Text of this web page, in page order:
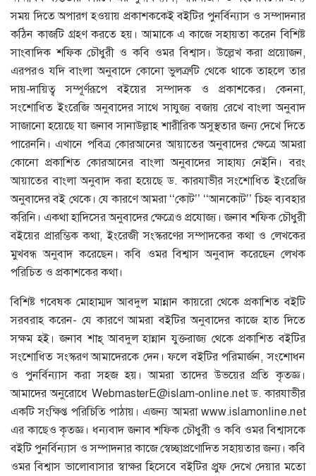
সময় দিতে অপারগ হওয়ায় প্রকাশককেই বইটির পুনর্বিন্যাস ও সম্পাদনার
কঠিন কাজটি গ্রহণ করতে হয়। আমাকে এ কাজে সহায়তা করেন বিশিষ্ট
সাংবাদিক শফিক চৌধুরী ও কবি ওমর বিশ্বাস। উল্লেখ করা প্রয়োজন,
এরপরও যদি বাংলা অনুবাদে কোনো ভুলত্রুটি থেকে থাকে তাহলে তার
দায়-দায়িত্ব সম্পূর্ণরূপে বইয়ের সম্পাদক ও প্রকাশকের। কেননা,
সংশোধিত ইংরেজি অনুবাদের সাথে সাযুজ্য বজায় রেখে বাংলা অনুবাদ
সাজানো হয়েছে যা জনাব সানাউল্লাহ শারীরিক অসুস্থতার জন্য দেখে দিতে
পারেননি। এখানে পবিত্র কোরআনের আয়াতের অনুবাদের ক্ষেত্রে আমরা
কোনো প্রকাশিত কোরআনের বাংলা অনুবাদের সাহায্য নেইনি। বরং
আয়াতের বাংলা অনুবাদ করা হয়েছে ড. কারযাভীর সংশোধিত ইংরেজি
অনুবাদের বই থেকে। যে কারণে আমরা ‘‘কোট’’ ‘‘আনকোট’’ চিহ্ন ব্যবহার
করিনি। একথা হাদিসের অনুবাদের ক্ষেত্রেও প্রযোজ্য। জনাব শফিক চৌধুরী
বইয়ের প্রারম্ভিক কথা, ইংরেজী সংস্করণের সম্পাদকের কথা ও লেখকের
মুখবন্ধ অনুবাদ করেছেন। কবি ওমর বিশ্বাস অনুবাদ করেছেন লেখক
পরিচিত ও প্রকাশকের কথা।
বিশিষ্ট গবেষক মোহাম্মদ আবদুল মান্নান কায়রো থেকে প্রকাশিত বইটি
সরবরাহ করেন- যে কারণে আমরা বইটির অনুবাদের কাজে হাত দিতে
সক্ষম হই। জনাব শাহ্‌ আবদুল হান্নান যুক্তরাজ্য থেকে প্রকাশিত বইটির
সংশোধিত সংস্করণ আমাদেরকে দেন। ফলে বইটির পরিমার্জন, সংশোধন
ও পুনর্বিন্যাস করা সহজ হয়। আমরা তাদের উভয়ের প্রতি কৃতজ্ঞ।
আমাদের অনুরোধে WebmasterE@islam-online.netড. কারযাভীর
একটি সংক্ষিপ্ত পরিচিতি পাঠায়। এজন্য আমরা www.islamonline.net
এর কাছেও কৃতজ্ঞ। ধন্যবাদ জনাব শফিক চৌধুরী ও কবি ওমর বিশ্বাসকে
বইটি পুনর্বিন্যাস ও সম্পাদনার কাজে স্বেচ্ছাপ্রণোদিত সহায়তার জন্য। কবি
ওমর বিশ্বাস ভালোবাসার স্বাক্ষর হিসেবে বইটির প্রুফ দেখে দেয়ার মতো